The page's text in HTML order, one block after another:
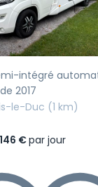
intégré
2017
le-Duc (1 km)
146 €par jour